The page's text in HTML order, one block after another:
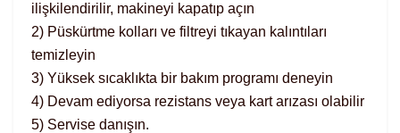
ilişkilendirilir, makineyi kapatıp açın
2) Püskürtme kolları ve filtreyi tıkayan kalıntıları
temizleyin
3) Yüksek sıcaklıkta bir bakım programı deneyin
4) Devam ediyorsa rezistans veya kart arızası olabilir
5) Servise danışın.